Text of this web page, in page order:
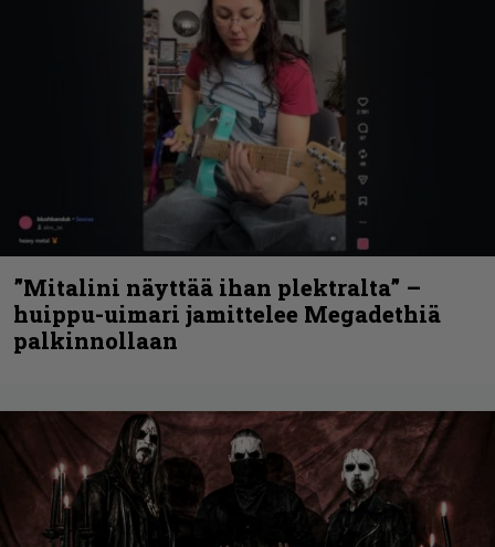
”Mitalini näyttää ihan plektralta” –
huippu-uimari jamittelee Megadethiä
palkinnollaan